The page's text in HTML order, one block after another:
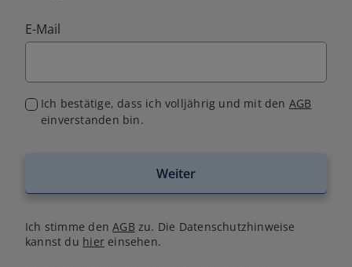
E-Mail
Ich bestätige, dass ich volljährig und mit den AGB
einverstanden bin.
Weiter
Ich stimme denAGB zu. Die Datenschutzhinweise
kannst du hiereinsehen.